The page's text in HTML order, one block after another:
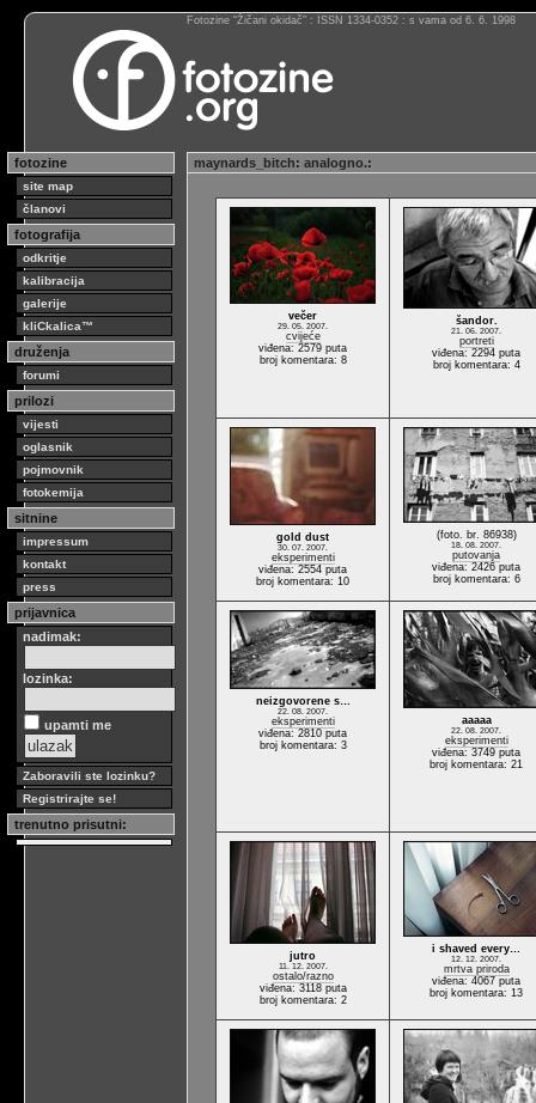
Fotozine “Žičani okidač” : ISSN 1334-0352 : s vama od 6. 6. 1998
fotozine
site map
članovi
fotografija
odkritje
kalibracija
galerije
kliCkalica™
druženja
forumi
prilozi
vijesti
oglasnik
pojmovnik
fotokemija
sitnine
impressum
kontakt
press
prijavnica
nadimak:
lozinka:
upamti me
Zaboravili ste lozinku?
Registrirajte se!
trenutno prisutni:
maynards_bitch: analogno.:
večer
29. 05. 2007.
cvijeće
viđena: 2579 puta
broj komentara: 8
šandor.
21. 06. 2007.
portreti
viđena: 2294 puta
broj komentara: 4
gold dust
30. 07. 2007.
eksperimenti
viđena: 2554 puta
broj komentara: 10
(foto. br. 86938)
18. 08. 2007.
putovanja
viđena: 2426 puta
broj komentara: 6
neizgovorene s…
22. 08. 2007.
eksperimenti
viđena: 2810 puta
broj komentara: 3
aaaaa
22. 08. 2007.
eksperimenti
viđena: 3749 puta
broj komentara: 21
jutro
11. 12. 2007.
ostalo/razno
viđena: 3118 puta
broj komentara: 2
i shaved every…
12. 12. 2007.
mrtva priroda
viđena: 4067 puta
broj komentara: 13